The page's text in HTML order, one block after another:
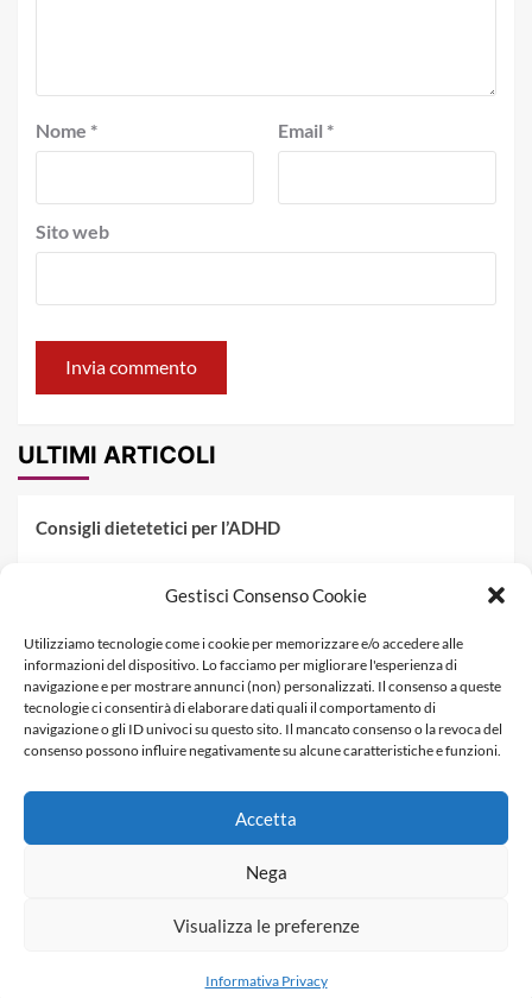
Gestisci Consenso Cookie
Utilizziamo tecnologie come i cookie per memorizzare e/o accedere alle
informazioni del dispositivo. Lo facciamo per migliorare l'esperienza di
navigazione e per mostrare annunci (non) personalizzati. Il consenso a queste
tecnologie ci consentirà di elaborare dati quali il comportamento di
navigazione o gli ID univoci su questo sito. Il mancato consenso o la revoca del
consenso possono influire negativamente su alcune caratteristiche e funzioni.
Accetta
Nega
Visualizza le preferenze
Informativa Privacy
Nome * Email *
Sito web
ULTIMI ARTICOLI
Consigli dietetetici per l’ADHD
Fenilchetonuria
Dieta militare: come funziona, opinioni e schema tipo per
dimagrire in 3 giorni
Informativa Privacy
Copyright © Dietagratis.com è un sito di proprietà di
SEOWEBBS SRL - REA: LE 278983 - P.Iva 04278590759